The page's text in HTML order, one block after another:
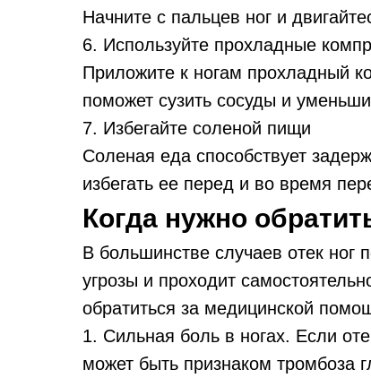
Начните с пальцев ног и
6. Используйте прохладные
Приложите к ногам прохладный
поможет сузить сосуды и
7. Избегайте соленой пищи
Соленая еда способствует
избегать ее перед и во время
Когда нужно
В большинстве случаев отек ног
угрозы и проходит
обратиться за медицинской
1. Сильная боль в ногах. Если
может быть признаком тромбоза